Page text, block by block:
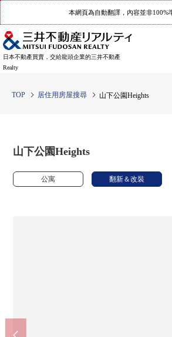
本網頁為自動翻譯，內容並非100%
日本不動產買賣，交給龍頭企業的三井不動產
Realty
TOP 居住用房屋搜尋 山下公園Heights
山下公園Heights
公寓 翻新＆改裝